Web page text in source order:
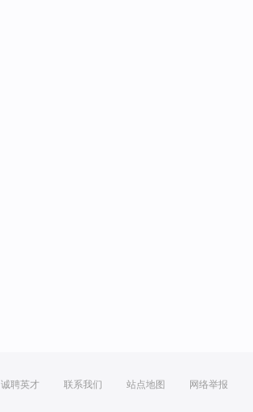
诚聘英才 联系我们 站点地图 网络举报